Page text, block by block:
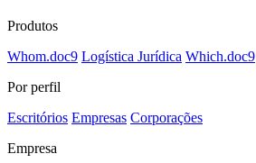
Produtos
Whom.doc9 Logística Jurídica Which.doc9
Por perfil
Escritórios Empresas Corporações
Empresa